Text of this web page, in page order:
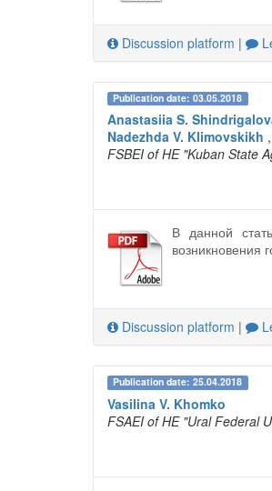
Discussion platform |
Publication date: 03.05.2018
Anastasiia S.
Nadezhda V. Klimovskikh
FSBEI of HE "Kuban State
В данной
возникновения
Discussion platform |
Publication date: 25.04.2018
Vasilina V. Khomko
FSAEI of HE "Ural Federal